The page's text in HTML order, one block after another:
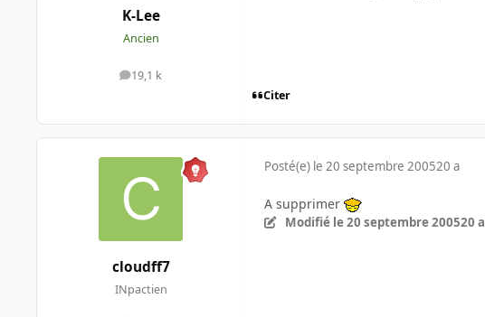
K-Lee
Ancien
19,1 k
messages
Citer
cloudff7
INpactien
Posté(e) le 20 septembre 200520 a
A supprimer
Modifié le 20 septembre 200520 a